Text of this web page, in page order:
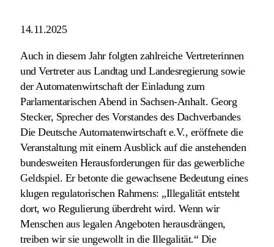
14.11.2025
Auch in diesem Jahr folgten zahlreiche Vertreterinnen
und Vertreter aus Landtag und Landesregierung sowie
der Automatenwirtschaft der Einladung zum
Parlamentarischen Abend in Sachsen-Anhalt. Georg
Stecker, Sprecher des Vorstandes des Dachverbandes
Die Deutsche Automatenwirtschaft e.V., eröffnete die
Veranstaltung mit einem Ausblick auf die anstehenden
bundesweiten Herausforderungen für das gewerbliche
Geldspiel. Er betonte die gewachsene Bedeutung eines
klugen regulatorischen Rahmens: „Illegalität entsteht
dort, wo Regulierung überdreht wird. Wenn wir
Menschen aus legalen Angeboten herausdrängen,
treiben wir sie ungewollt in die Illegalität.“ Die